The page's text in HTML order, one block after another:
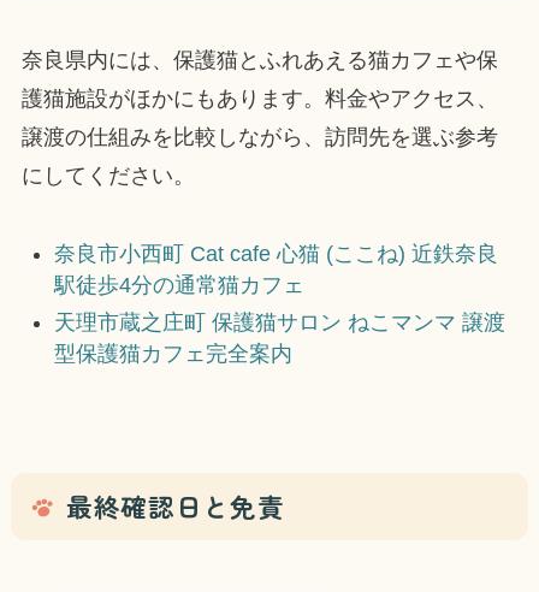
奈良県内には、保護猫とふれあえる猫カフェや保
護猫施設がほかにもあります。料金やアクセス、
譲渡の仕組みを比較しながら、訪問先を選ぶ参考
にしてください。
奈良市小西町 Cat cafe 心猫 (ここね) 近鉄奈良
駅徒歩4分の通常猫カフェ
天理市蔵之庄町 保護猫サロン ねこマンマ 譲渡
型保護猫カフェ完全案内
最終確認日と免責